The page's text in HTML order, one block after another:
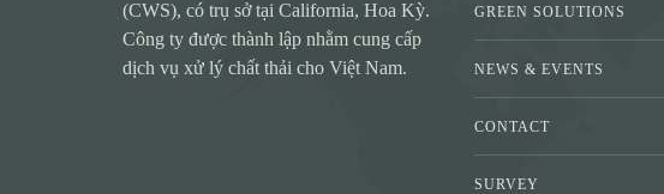
(CWS), có trụ sở tại California, Hoa Kỳ.
Công ty được thành lập nhằm cung cấp
dịch vụ xử lý chất thải cho Việt Nam.
GREEN SOLUTIONS
NEWS & EVENTS
CONTACT
SURVEY